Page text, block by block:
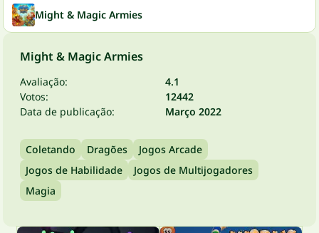
Might & Magic Armies
Might & Magic Armies
Avaliação:
4.1
Votos:
12442
Data de publicação:
Março 2022
Coletando Dragões
Jogos Arcade
Jogos de Habilidade
Jogos de Multijogadores
Magia